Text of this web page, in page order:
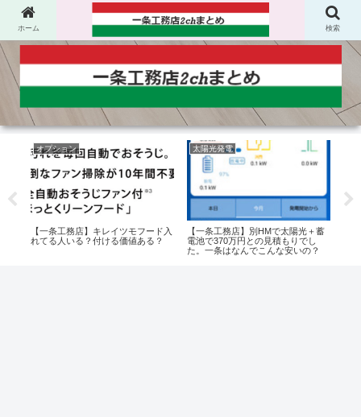
オプション
【一条工務店】キレイツモフード入
れてる人いる？付ける価値ある？
太陽光発電
【一条工務店】別HMで太陽光＋蓄
電池で370万円との見積もりでし
た。一条はなんでこんな安いの？
ホーム 検索